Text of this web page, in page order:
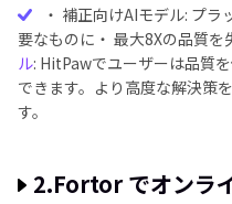
・ 補正向けAIモデル: プ
要なものに・ 最大8Xの品質を
ル: HitPawでユーザーは品質
できます。より高度な解決策
す。
2.Fortor でオンラ